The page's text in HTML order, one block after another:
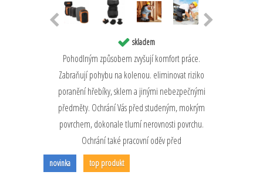
skladem
Pohodlným způsobem zvyšují komfort práce.
Zabraňují pohybu na kolenou. eliminovat riziko
poranění hřebíky, sklem a jinými nebezpečnými
předměty. Ochrání Vás před studeným, mokrým
povrchem, dokonale tlumí nerovnosti povrchu.
Ochrání také pracovní oděv před
novinka top produkt